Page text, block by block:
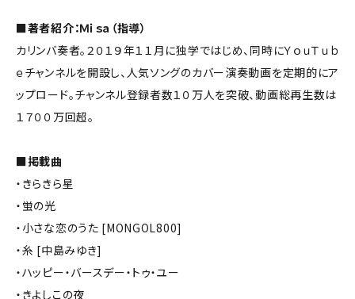
■著者紹介：Ｍｉｓａ（指導）
カリンバ奏者。２０１９年１１月に独学ではじめ、同時にＹｏｕＴｕｂ
ｅチャンネルを開設し、人気ソングのカバー演奏動画を定期的にア
ップロード。チャンネル登録者数１０万人を突破、動画総再生数は
１７００万回超。
■掲載曲
・きらきら星
・蛍の光
・小さな恋のうた [MONGOL800]
・糸 [中島みゆき]
・ハッピー・バースデー・トゥ・ユー
・きよしこの夜